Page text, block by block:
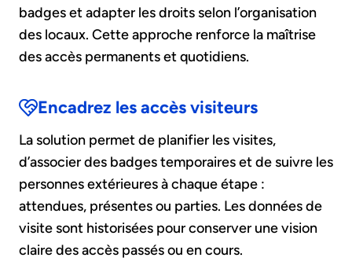
badges et adapter les droits selon l’organisation
des locaux. Cette approche renforce la maîtrise
des accès permanents et quotidiens.
Encadrez les accès visiteurs
La solution permet de planifier les visites,
d’associer des badges temporaires et de suivre les
personnes extérieures à chaque étape :
attendues, présentes ou parties. Les données de
visite sont historisées pour conserver une vision
claire des accès passés ou en cours.